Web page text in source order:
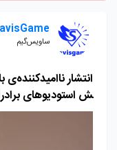
ساویس‌گیم
انتشار
ش استودیوهای